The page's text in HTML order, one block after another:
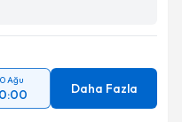
Ağu
Daha Fazla